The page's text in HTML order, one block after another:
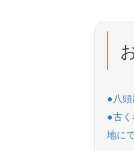
●八
●古
地にて